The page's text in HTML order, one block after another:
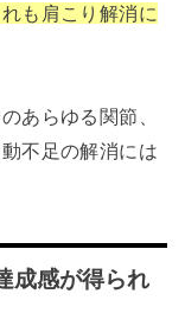
も肩こり解消に
あらゆる関節、
不足の解消には
成感が得られ